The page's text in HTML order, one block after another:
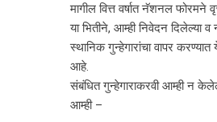
मागील वित्त वर्षात नॅशनल फोरमने
या भितीने, आम्ही निवेदन दिलेल्या
स्थानिक गुन्हेगारांचा वापर करण्यात
आहे.
संबंधित गुन्हेगाराकरवी आम्ही न
आम्ही –